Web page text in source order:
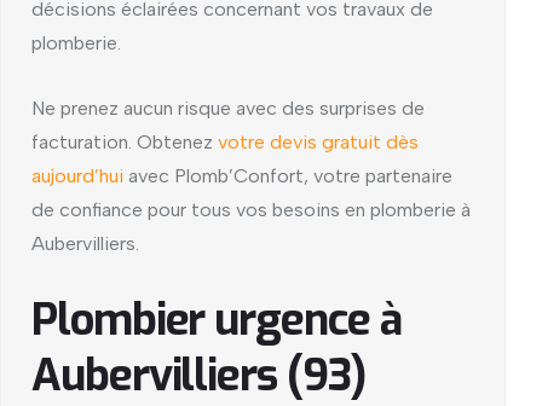
décisions éclairées concernant vos travaux de
plomberie.
Ne prenez aucun risque avec des surprises de
facturation. Obtenez votre devis gratuit dès
aujourd’hui avec Plomb’Confort, votre partenaire
de confiance pour tous vos besoins en plomberie à
Aubervilliers.
Plombier urgence à
Aubervilliers (93)